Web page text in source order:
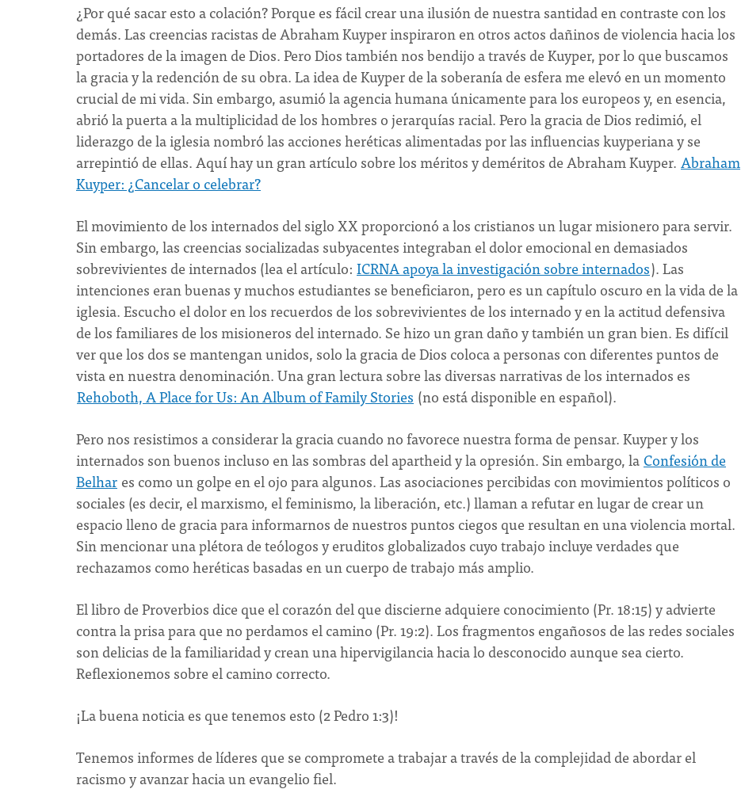
¿Por qué sacar esto a colación? Porque es fácil crear una ilusión de nuestra santidad en contraste con los
demás. Las creencias racistas de Abraham Kuyper inspiraron en otros actos dañinos de violencia hacia los
portadores de la imagen de Dios. Pero Dios también nos bendijo a través de Kuyper, por lo que buscamos
la gracia y la redención de su obra. La idea de Kuyper de la soberanía de esfera me elevó en un momento
crucial de mi vida. Sin embargo, asumió la agencia humana únicamente para los europeos y, en esencia,
abrió la puerta a la multiplicidad de los hombres o jerarquías racial. Pero la gracia de Dios redimió, el
liderazgo de la iglesia nombró las acciones heréticas alimentadas por las influencias kuyperiana y se
arrepintió de ellas. Aquí hay un gran artículo sobre los méritos y deméritos de Abraham Kuyper. Abraham
Kuyper: ¿Cancelar o celebrar?
El movimiento de los internados del siglo XX proporcionó a los cristianos un lugar misionero para servir.
Sin embargo, las creencias socializadas subyacentes integraban el dolor emocional en demasiados
sobrevivientes de internados (lea el artículo: ICRNA apoya la investigación sobre internados). Las
intenciones eran buenas y muchos estudiantes se beneficiaron, pero es un capítulo oscuro en la vida de la
iglesia. Escucho el dolor en los recuerdos de los sobrevivientes de los internado y en la actitud defensiva
de los familiares de los misioneros del internado. Se hizo un gran daño y también un gran bien. Es difícil
ver que los dos se mantengan unidos, solo la gracia de Dios coloca a personas con diferentes puntos de
vista en nuestra denominación. Una gran lectura sobre las diversas narrativas de los internados es
Rehoboth, A Place for Us: An Album of Family Stories (no está disponible en español).
Pero nos resistimos a considerar la gracia cuando no favorece nuestra forma de pensar. Kuyper y los
internados son buenos incluso en las sombras del apartheid y la opresión. Sin embargo, la Confesión de
Belhar es como un golpe en el ojo para algunos. Las asociaciones percibidas con movimientos políticos o
sociales (es decir, el marxismo, el feminismo, la liberación, etc.) llaman a refutar en lugar de crear un
espacio lleno de gracia para informarnos de nuestros puntos ciegos que resultan en una violencia mortal.
Sin mencionar una plétora de teólogos y eruditos globalizados cuyo trabajo incluye verdades que
rechazamos como heréticas basadas en un cuerpo de trabajo más amplio.
El libro de Proverbios dice que el corazón del que discierne adquiere conocimiento (Pr. 18:15) y advierte
contra la prisa para que no perdamos el camino (Pr. 19:2). Los fragmentos engañosos de las redes sociales
son delicias de la familiaridad y crean una hipervigilancia hacia lo desconocido aunque sea cierto.
Reflexionemos sobre el camino correcto.
¡La buena noticia es que tenemos esto (2 Pedro 1:3)!
Tenemos informes de líderes que se compromete a trabajar a través de la complejidad de abordar el
racismo y avanzar hacia un evangelio fiel.